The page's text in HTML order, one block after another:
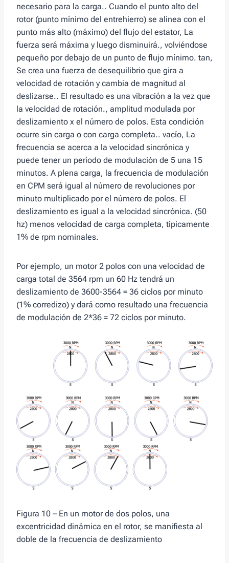
necesario para la carga.. Cuando el punto alto del
rotor (punto mínimo del entrehierro) se alinea con el
punto más alto (máximo) del flujo del estator, La
fuerza será máxima y luego disminuirá., volviéndose
pequeño por debajo de un punto de flujo mínimo. tan,
Se crea una fuerza de desequilibrio que gira a
velocidad de rotación y cambia de magnitud al
deslizarse.. El resultado es una vibración a la vez que
la velocidad de rotación., amplitud modulada por
deslizamiento x el número de polos. Esta condición
ocurre sin carga o con carga completa.. vacío, La
frecuencia se acerca a la velocidad sincrónica y
puede tener un período de modulación de 5 una 15
minutos. A plena carga, la frecuencia de modulación
en CPM será igual al número de revoluciones por
minuto multiplicado por el número de polos. El
deslizamiento es igual a la velocidad sincrónica. (50
hz) menos velocidad de carga completa, típicamente
1% de rpm nominales.
Por ejemplo, un motor 2 polos con una velocidad de
carga total de 3564 rpm un 60 Hz tendrá un
deslizamiento de 3600-3564 = 36 ciclos por minuto
(1% corredizo) y dará como resultado una frecuencia
de modulación de 2*36 = 72 ciclos por minuto.
Figura 10 – En un motor de dos polos, una
excentricidad dinámica en el rotor, se manifiesta al
doble de la frecuencia de deslizamiento